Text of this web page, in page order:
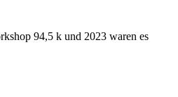
94,5 k und 2023 waren es